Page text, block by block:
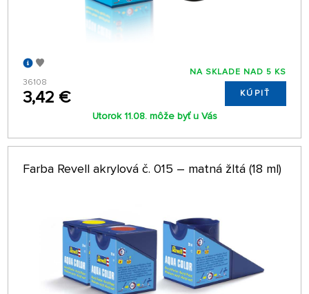
36108
3,42 €
NA SKLADE NAD 5 KS
KÚPIŤ
Utorok 11.08. môže byť u Vás
Farba Revell akrylová č. 015 – matná žltá (18 ml)